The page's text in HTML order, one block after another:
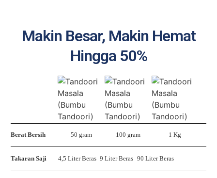
Makin Besar, Makin Hemat
Hingga 50%
Berat Bersih 50 gram 100 gram 1 Kg
Takaran Saji 4,5 Liter Beras 9 Liter Beras 90 Liter Beras